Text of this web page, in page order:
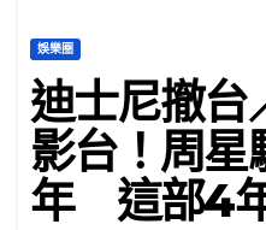
娛樂圈
迪士尼撤台
影台！周
年 這部4